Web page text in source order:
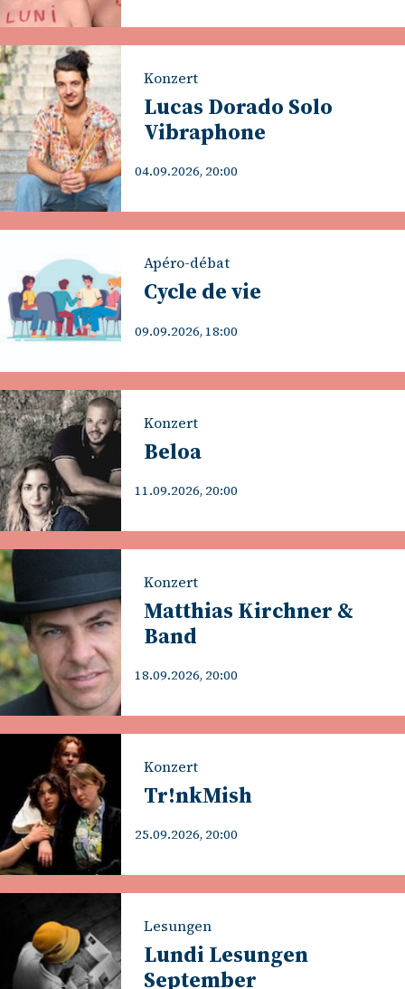
Konzert
Lucas Dorado Solo
Vibraphone
04.09.2026, 20:00
Apéro-débat
Cycle de vie
09.09.2026, 18:00
Konzert
Beloa
11.09.2026, 20:00
Konzert
Matthias Kirchner &
Band
18.09.2026, 20:00
Konzert
Tr!nkMish
25.09.2026, 20:00
Lesungen
Lundi Lesungen
September